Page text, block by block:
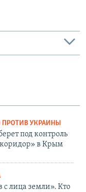
УКРАИНЫ
под контроль
в Крым
с лица земли». Кто